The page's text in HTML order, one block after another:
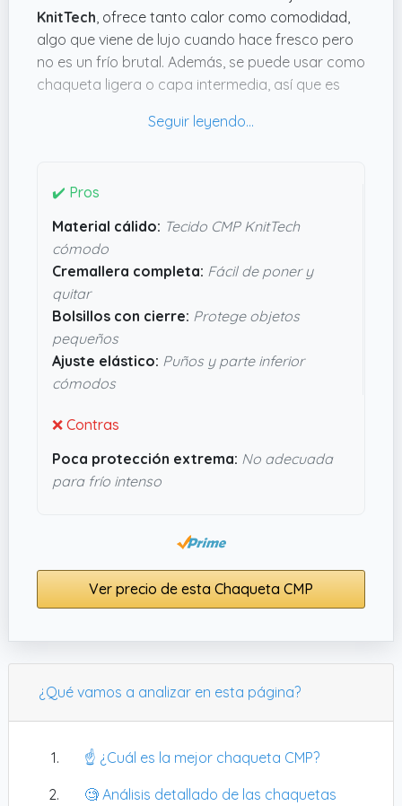
KnitTech , ofrece tanto calor como comodidad,
algo que viene de lujo cuando hace fresco pero
no es un frío brutal. Además, se puede usar como
chaqueta ligera o capa intermedia, así que es
para guardar pequeñeces sin miedo a perderlas,
que ajustan bien y ayudan a que se quede en su
sitio. El diseño no solo es práctico, también tiene
ese toque moderno con el logo en el hombro que
da confianza en la calidad de
parece un buen aliado para los días activos sin
complicaciones.
✔️ Pros
Material cálido: Tecido CMP KnitTech
cómodo
Cremallera completa: Fácil de poner y
quitar
Bolsillos con cierre: Protege objetos
pequeños
Ajuste elástico: Puños y parte inferior
cómodos
❌ Contras
Poca protección extrema: No adecuada
para frío intenso
Ver precio de esta Chaqueta CMP
¿Qué vamos a analizar en esta página?
☝️ ¿Cuál es la mejor chaqueta CMP?
🧐 Análisis detallado de las chaquetas